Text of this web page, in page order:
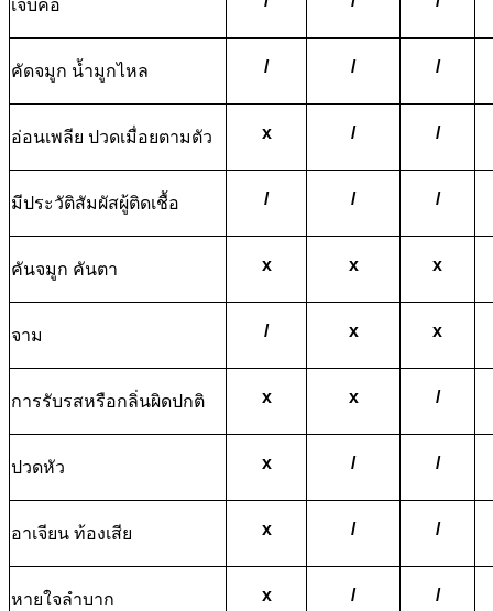
เจ็บคอ
คัดจมูก น้ำมูกไหล / / /
อ่อนเพลีย ปวดเมื่อยตามตัว x / /
มีประวัติสัมผัสผู้ติดเชื้อ / / /
คันจมูก คันตา x x x
จาม / x x
การรับรสหรือกลิ่นผิดปกติ x x /
ปวดหัว x / /
อาเจียน ท้องเสีย x / /
หายใจลำบาก x / /